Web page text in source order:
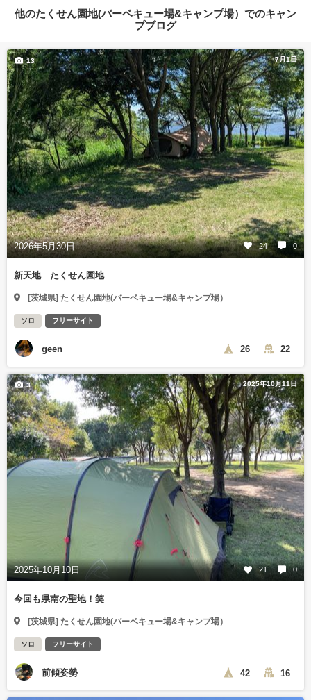
他のたくせん園地(バーベキュー場&キャンプ場）でのキャン
プブログ
7月1日
2026年5月30日 24 0
13
新天地 たくせん園地
[茨城県] たくせん園地(バーベキュー場&キャンプ場）
ソロ フリーサイト
geen 26 22
2025年10月11日
2025年10月10日 21 0
3
今回も県南の聖地！笑
[茨城県] たくせん園地(バーベキュー場&キャンプ場）
ソロ フリーサイト
前傾姿勢 42 16